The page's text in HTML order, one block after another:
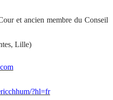
et ancien membre du Conseil
Lille)
?hl=fr